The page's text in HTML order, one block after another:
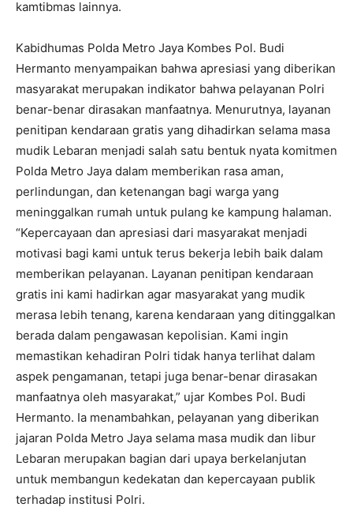
kamtibmas lainnya.
Kabidhumas Polda Metro Jaya Kombes Pol. Budi
Hermanto menyampaikan bahwa apresiasi yang diberikan
masyarakat merupakan indikator bahwa pelayanan Polri
benar-benar dirasakan manfaatnya. Menurutnya, layanan
penitipan kendaraan gratis yang dihadirkan selama masa
mudik Lebaran menjadi salah satu bentuk nyata komitmen
Polda Metro Jaya dalam memberikan rasa aman,
perlindungan, dan ketenangan bagi warga yang
meninggalkan rumah untuk pulang ke kampung halaman.
“Kepercayaan dan apresiasi dari masyarakat menjadi
motivasi bagi kami untuk terus bekerja lebih baik dalam
memberikan pelayanan. Layanan penitipan kendaraan
gratis ini kami hadirkan agar masyarakat yang mudik
merasa lebih tenang, karena kendaraan yang ditinggalkan
berada dalam pengawasan kepolisian. Kami ingin
memastikan kehadiran Polri tidak hanya terlihat dalam
aspek pengamanan, tetapi juga benar-benar dirasakan
manfaatnya oleh masyarakat,” ujar Kombes Pol. Budi
Hermanto. Ia menambahkan, pelayanan yang diberikan
jajaran Polda Metro Jaya selama masa mudik dan libur
Lebaran merupakan bagian dari upaya berkelanjutan
untuk membangun kedekatan dan kepercayaan publik
terhadap institusi Polri.